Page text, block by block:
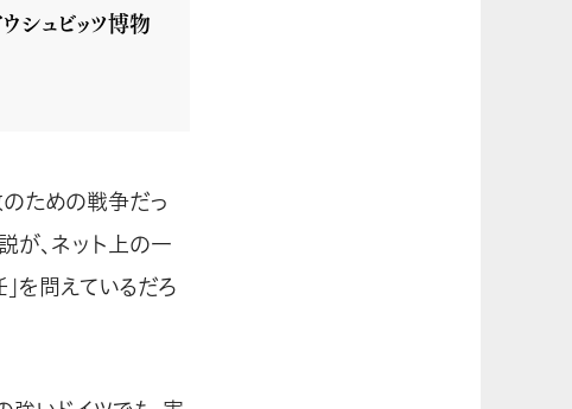
シュビッツ博物
のための戦争だっ
が、ネット上の一
を問えているだろ